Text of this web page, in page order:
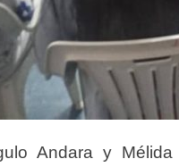
Andara y